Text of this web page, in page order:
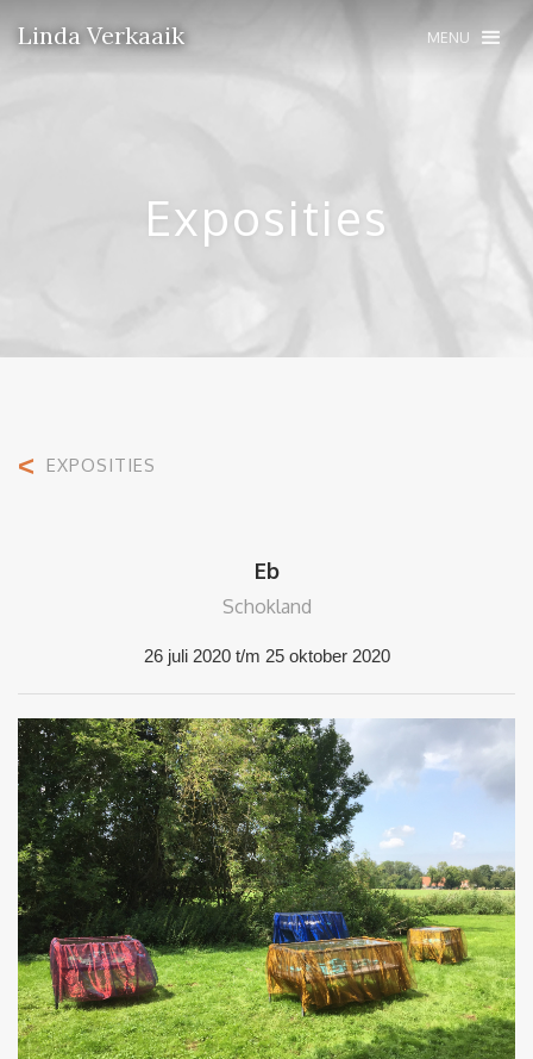
Linda Verkaaik MENU
Exposities
< EXPOSITIES
Eb
Schokland
26 juli 2020 t/m 25 oktober 2020